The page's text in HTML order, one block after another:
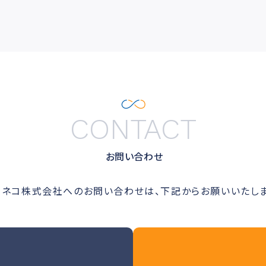
CONTACT
お問い合わせ
コ株式会社へのお問い合わせは、下記からお願いいたし